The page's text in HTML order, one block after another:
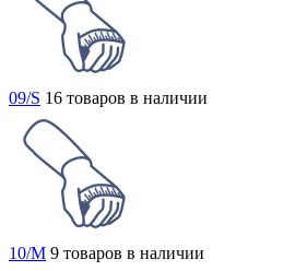
09/S 16 товаров в наличии
10/M 9 товаров в наличии